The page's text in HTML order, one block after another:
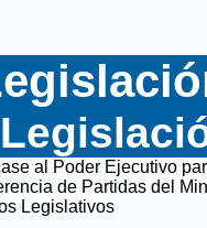
al Poder Ejecutivo
de Partidas del
Legislativos